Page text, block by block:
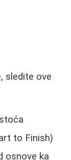
sledite ove
to Finish)
osnove ka